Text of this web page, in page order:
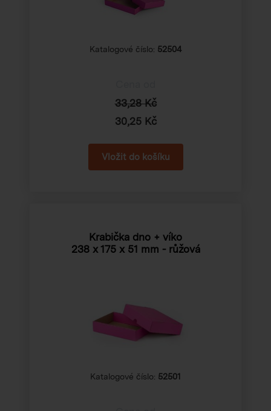
Katalogové číslo: 52504
33,28 Kč
30,25 Kč
Krabička dno + víko
238 x 175 x 51 mm - růžová
Katalogové číslo: 52501